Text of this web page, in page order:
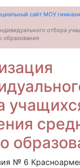
сайт МОУ
отбора
образования
№ 6